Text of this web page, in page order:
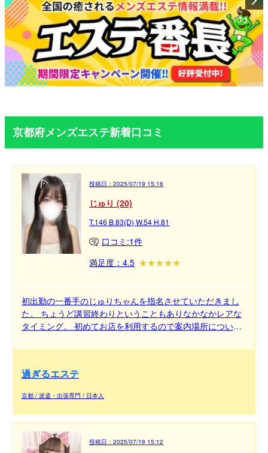
京都府メンズエステ新着口コミ
投稿日：2025/07/19 15:16
じゅり (20)
T.146 B.83(D) W.54 H.81
口コミ:1件
満足度：4.5
初出勤の一番手のじゅりちゃんを指名させていただきまし
た。 ちょうど講習終わりということもありなかなかレアな
タイミング。 初めてお店を利用するので案内場所について
たときは写真よりもかわいく、本当に小柄で妹のような愛
りましたがそれをカバーできるくらいの一生懸命さが伝わ
過ぎるエステ
京都 / 派遣・出張専門 / 日本人
投稿日：2025/07/19 15:12